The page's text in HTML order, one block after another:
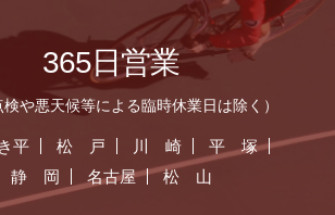
365日営業
検や悪天候等による臨時休業日は除く）
平 松 戸 川 崎
平 塚
静 岡
名古屋 松 山